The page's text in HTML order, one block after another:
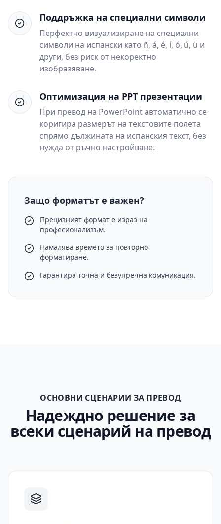
Поддръжка на специални символи
Перфектно визуализиране на специални
символи на испански като ñ, á, é, í, ó, ú, ü и
други, без риск от некоректно
изобразяване.
Оптимизация на PPT презентации
При превод на PowerPoint автоматично се
коригира размерът на текстовите полета
спрямо дължината на испанския текст, без
нужда от ръчно настройване.
Защо форматът е важен?
Прецизният формат е израз на
професионализъм.
Намалява времето за повторно
форматиране.
Гарантира точна и безупречна комуникация.
ОСНОВНИ СЦЕНАРИИ ЗА ПРЕВОД
Надеждно решение за
всеки сценарий на превод